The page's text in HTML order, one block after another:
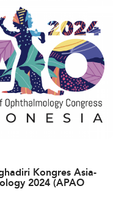
Kongres Asia-
2024 (APAO